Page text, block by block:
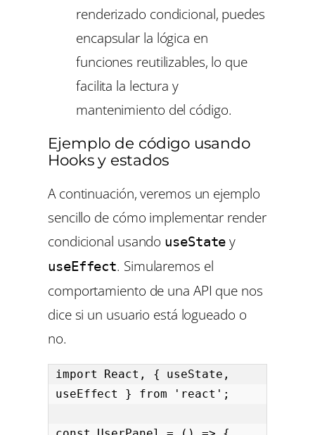
renderizado condicional, puedes
encapsular la lógica en
funciones reutilizables, lo que
facilita la lectura y
mantenimiento del código.
Ejemplo de código usando
Hooks y estados
A continuación, veremos un ejemplo
sencillo de cómo implementar render
condicional usando useState y
useEffect. Simularemos el
comportamiento de una API que nos
dice si un usuario está logueado o
no.
import React, { useState,
useEffect } from 'react';